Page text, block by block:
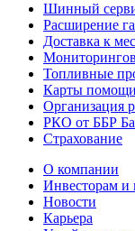
Шинный
Расширение
Доставка к
Топливные
Карты помощи
Организация
РКО от ББР
Страхование
О компании
Инвесторам и
Новости
Карьера